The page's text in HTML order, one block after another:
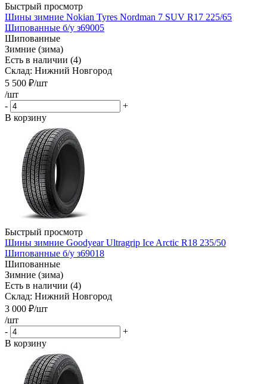
Быстрый просмотр
Шины зимние Nokian Tyres Nordman 7 SUV R17 225/65
Шипованные б/у з69005
Шипованные
Зимние (зима)
Есть в наличии (4)
Склад: Нижний Новгород
5 500 ₽/шт
/шт
-
+
В корзину
Быстрый просмотр
Шины зимние Goodyear Ultragrip Ice Arctic R18 235/50
Шипованные б/у з69018
Шипованные
Зимние (зима)
Есть в наличии (4)
Склад: Нижний Новгород
3 000 ₽/шт
/шт
-
+
В корзину